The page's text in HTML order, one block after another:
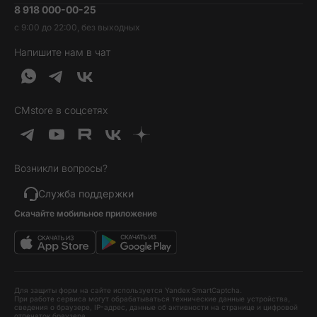
Наушники и колонки
Гаджеты
Услуги и софт
Идеи подарков
Товары дня
Выгодные комплекты
Хиты продаж
Уценка
Трейд-ин
Гарантия и возврат
Доставка и оплата
Кредит и рассрочка
Вакансии
Контакты
Обратная связь
О нас
8 918 000-00-25
с 9:00 до 22:00, без выходных
Напишите нам в чат
CMstore в соцсетях
Возникли вопросы?
Служба поддержки
Скачайте мобильное приложение
Для защиты форм на сайте используется Yandex SmartCaptcha.
При работе сервиса могут обрабатываться технические данные устройства,
сведения о браузере, IP-адрес, данные об активности на странице и цифровой